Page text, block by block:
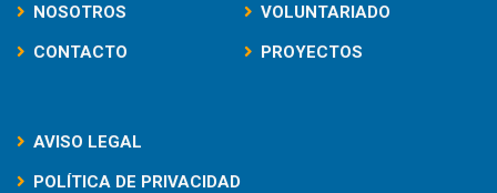
NOSOTROS
VOLUNTARIADO
CONTACTO
PROYECTOS
AVISO LEGAL
POLÍTICA DE PRIVACIDAD